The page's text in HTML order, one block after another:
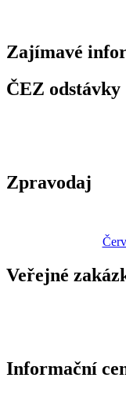
Zajímavé
ČEZ odstávky
Zpravodaj
Veřejné
Informační